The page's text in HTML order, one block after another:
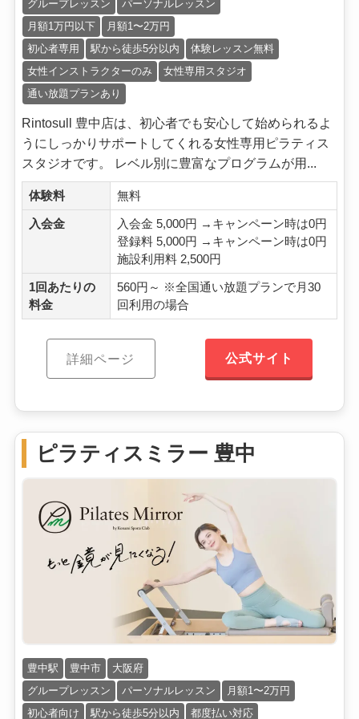
グループレッスン
パーソナルレッスン
月額1万円以下
月額1〜2万円
初心者専用
駅から徒歩5分以内
体験レッスン無料
女性インストラクターのみ
女性専用スタジオ
通い放題プランあり
Rintosull 豊中店は、初心者でも安心して始められるよ
うにしっかりサポートしてくれる女性専用ピラティス
スタジオです。 レベル別に豊富なプログラムが用...
体験料 無料
入会金
入会金 5,000円 →キャンペーン時は0円
登録料 5,000円 →キャンペーン時は0円
施設利用料 2,500円
1回あたりの
料金
560円～ ※全国通い放題プランで月30
回利用の場合
詳細ページ 公式サイト
ピラティスミラー 豊中
豊中駅 豊中市
大阪府
グループレッスン
パーソナルレッスン
月額1〜2万円
初心者向け
駅から徒歩5分以内 都度払い対応